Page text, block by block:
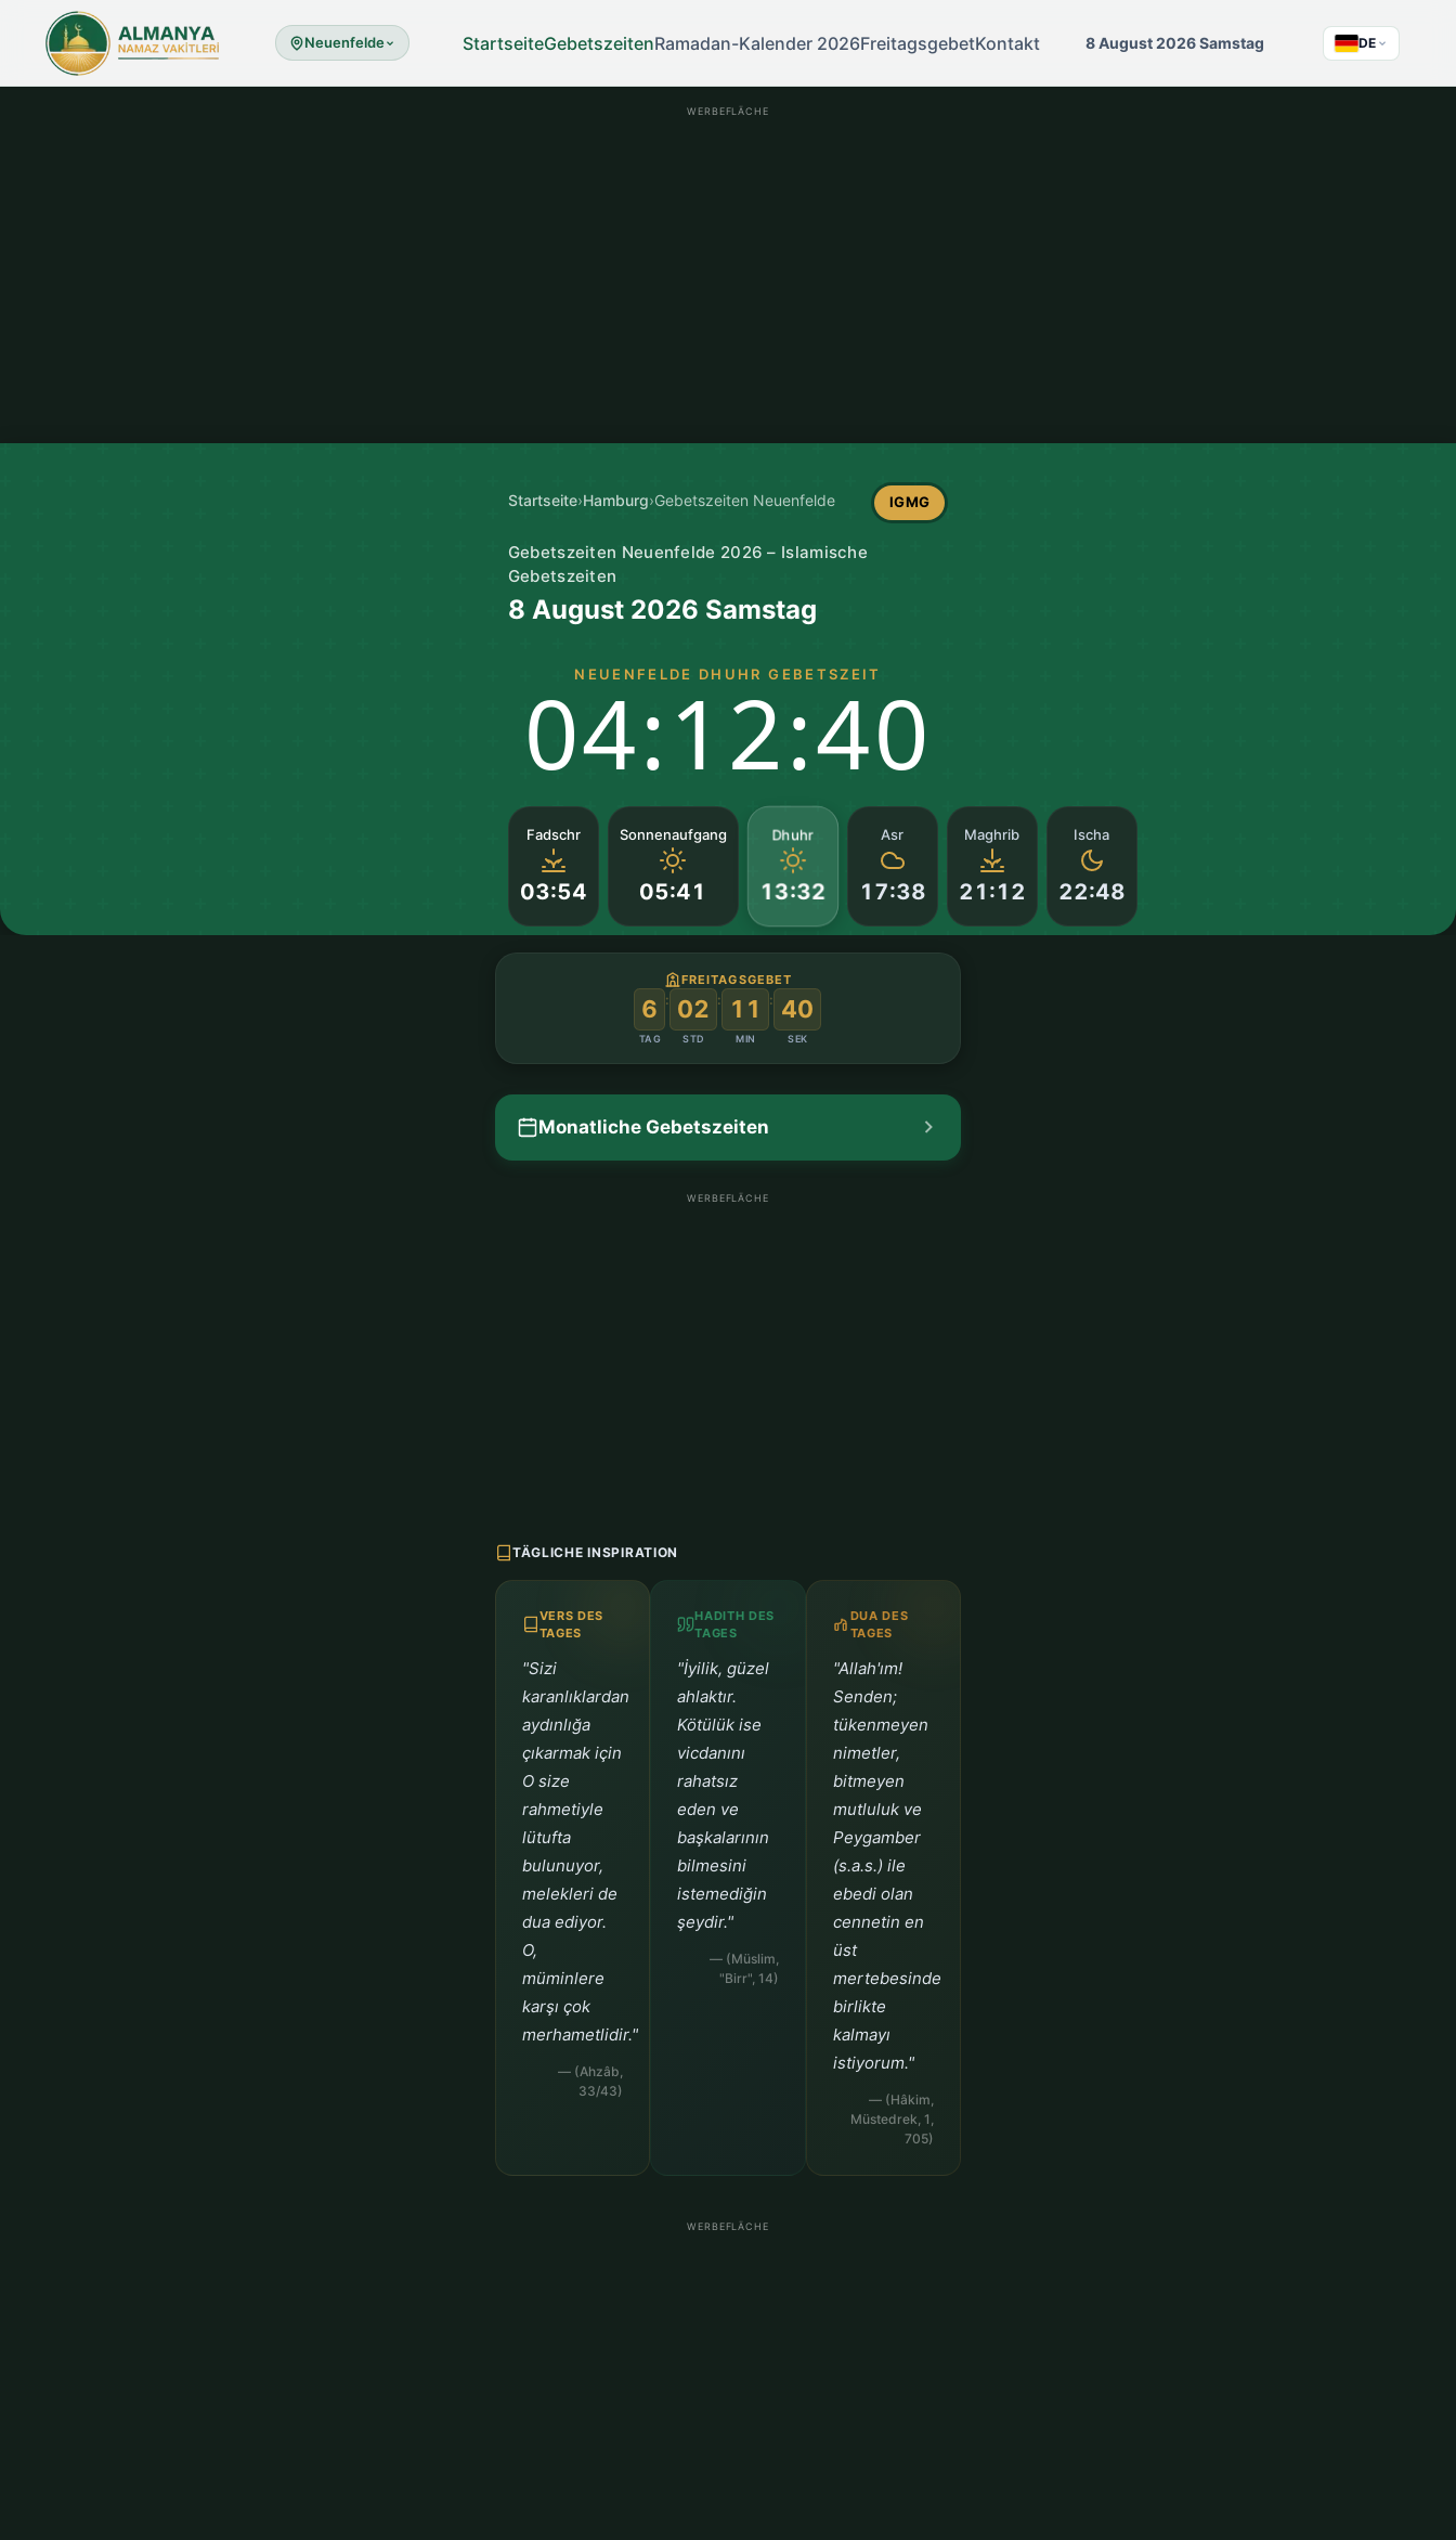
Neuenfelde StartseiteGebetszeitenRamadan-Kalender 2026FreitagsgebetKontakt 8 August 2026 Samstag DE
WERBEFLÄCHE
Startseite›Hamburg›Gebetszeiten Neuenfelde IGMG
Gebetszeiten Neuenfelde 2026 – Islamische
Gebetszeiten
8 August 2026 Samstag
NEUENFELDE DHUHR GEBETSZEIT
04:12:39
Fadschr
03:54
Sonnenaufgang
05:41
Dhuhr
13:32
Asr
17:38
Maghrib
21:12
Ischa
22:48
FREITAGSGEBET
6
TAG
: 02
STD
: 11
MIN
: 39
SEK
Monatliche Gebetszeiten
WERBEFLÄCHE
TÄGLICHE INSPIRATION
VERS DES
TAGES
"Sizi
karanlıklardan
aydınlığa
çıkarmak için
O size
rahmetiyle
lütufta
bulunuyor,
melekleri de
dua ediyor.
O,
müminlere
karşı çok
merhametlidir."
— (Ahzâb,
33/43)
HADITH DES
TAGES
"İyilik, güzel
ahlaktır.
Kötülük ise
vicdanını
rahatsız
eden ve
başkalarının
bilmesini
istemediğin
şeydir."
— (Müslim,
"Birr", 14)
DUA DES
TAGES
"Allah'ım!
Senden;
tükenmeyen
nimetler,
bitmeyen
mutluluk ve
Peygamber
(s.a.s.) ile
ebedi olan
cennetin en
üst
mertebesinde
birlikte
kalmayı
istiyorum."
— (Hâkim,
Müstedrek, 1,
705)
WERBEFLÄCHE